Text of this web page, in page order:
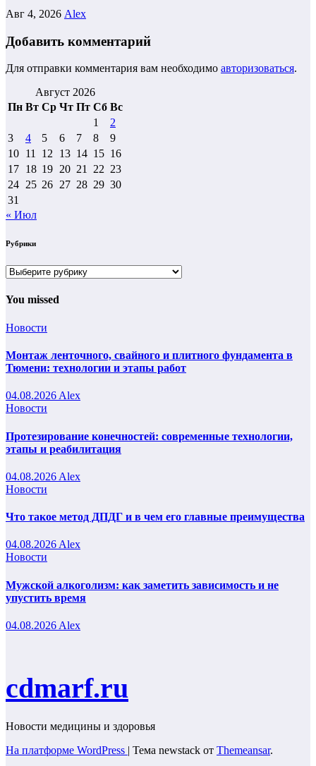
Авг 4, 2026 Alex
Добавить комментарий
Для отправки комментария вам необходимо авторизоваться.
Август 2026
Пн Вт Ср Чт Пт Сб Вс
1
2
3
4 5 6 7 8
9
10 11 12 13 14 15 16
17 18 19 20 21 22 23
24 25 26 27 28 29 30
31
« Июл
Рубрики
Рубрики
You missed
Новости
Монтаж ленточного, свайного и плитного фундамента в
Тюмени: технологии и этапы работ
04.08.2026 Alex
Новости
Протезирование конечностей: современные технологии,
этапы и реабилитация
04.08.2026 Alex
Новости
Что такое метод ДПДГ и в чем его главные преимущества
04.08.2026 Alex
Новости
Мужской алкоголизм: как заметить зависимость и не
упустить время
04.08.2026 Alex
cdmarf.ru
Новости медицины и здоровья
На платформе WordPress | Тема newstack от Themeansar.